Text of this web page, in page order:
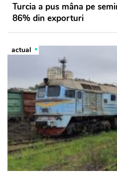
Turcia a pus mâna pe
86% din exporturi
actual